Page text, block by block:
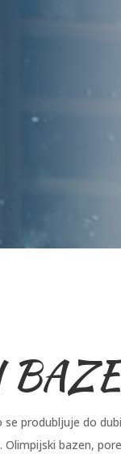
produbljuje do
bazen,